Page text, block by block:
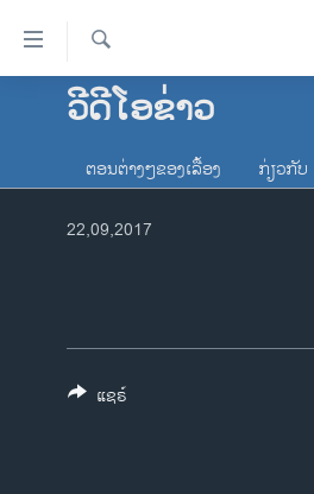
ລິ້ງ
ສຳຫລັບ
ຂ້າມ
ໂຮມເພຈ
ອາເມຣິກາ
ການເລືອກຕັ້ງ ປະທານາທີບໍດີ ສະຫະລັດ
ເອເຊຍ
ຄົ້ນຫາ
ວີດີໂອຂ່າວ
ຕອນຕ່າງໆຂອງເລື້ອງ ກ່ຽວກັບ
22,09,2017
ແຊຣ໌